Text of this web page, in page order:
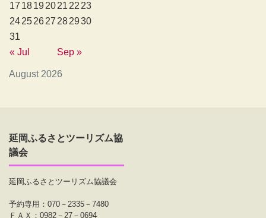
August 2026
17 18192021 22 23
24252627 282930
31
« Jul
Sep »
延岡ふるさとツーリズム協
議会
延岡ふるさとツーリズム協議会
予約専用：070－2335－7480
ＦＡＸ：0982－27－0694